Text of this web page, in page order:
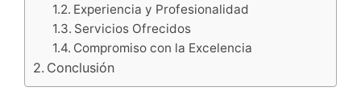
Experiencia y Profesionalidad
Servicios Ofrecidos
Compromiso con la Excelencia
Conclusión